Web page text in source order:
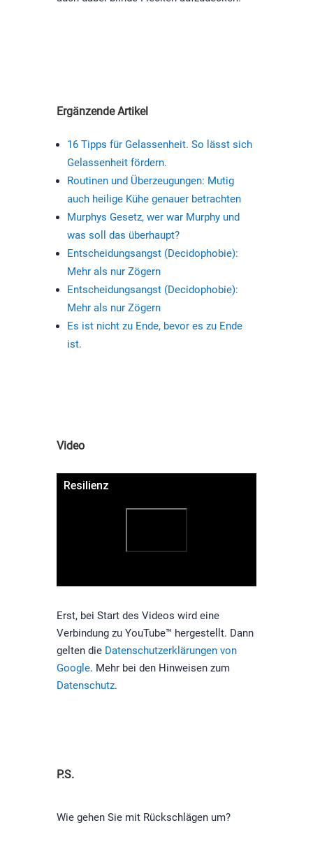
Ergänzende Artikel
16 Tipps für Gelassenheit. So lässt sich
Gelassenheit fördern.
Routinen und Überzeugungen: Mutig
auch heilige Kühe genauer betrachten
Murphys Gesetz, wer war Murphy und
was soll das überhaupt?
Entscheidungsangst (Decidophobie):
Mehr als nur Zögern
Entscheidungsangst (Decidophobie):
Mehr als nur Zögern
Es ist nicht zu Ende, bevor es zu Ende
ist.
Video
Resilienz
Erst, bei Start des Videos wird eine
Verbindung zu YouTube™ hergestellt. Dann
gelten die Datenschutzerklärungen von
Google. Mehr bei den Hinweisen zum
Datenschutz.
P.S.
Wie gehen Sie mit Rückschlägen um?